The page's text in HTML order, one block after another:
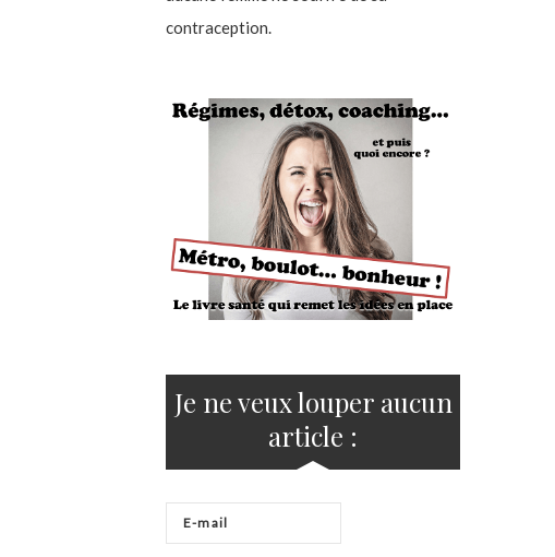
contraception.
Je ne veux louper aucun
article :